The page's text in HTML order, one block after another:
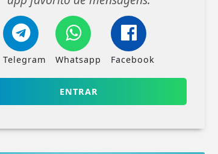
Telegram Whatsapp Facebook
ENTRAR